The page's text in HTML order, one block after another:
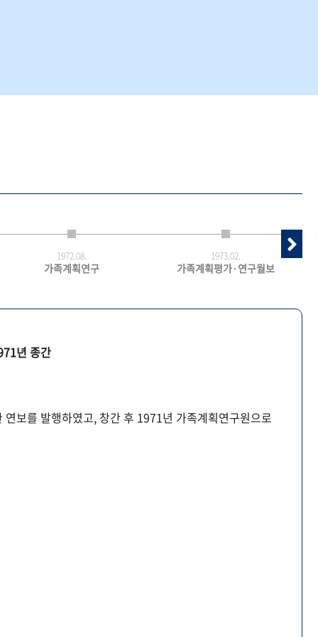
1972.08.
가족계획연구
1973.02.
가족계획평가·연구월보
년 종간
보를 발행하였고, 창간 후 1971년 가족계획연구원으로